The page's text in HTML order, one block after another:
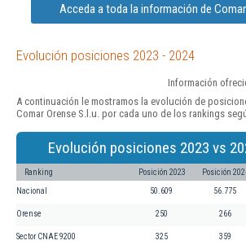
Acceda a toda la información de Comar
Evolución posiciones 2023 - 2024
Información
A continuación le mostramos la evolución de
Comar Orense S.l.u. por cada uno de los rankings
Evolución posiciones 2023 vs
Ranking Posición 2023 Posición
Nacional 50.609 56.775
Orense 250 266
Sector CNAE 9200 325 359